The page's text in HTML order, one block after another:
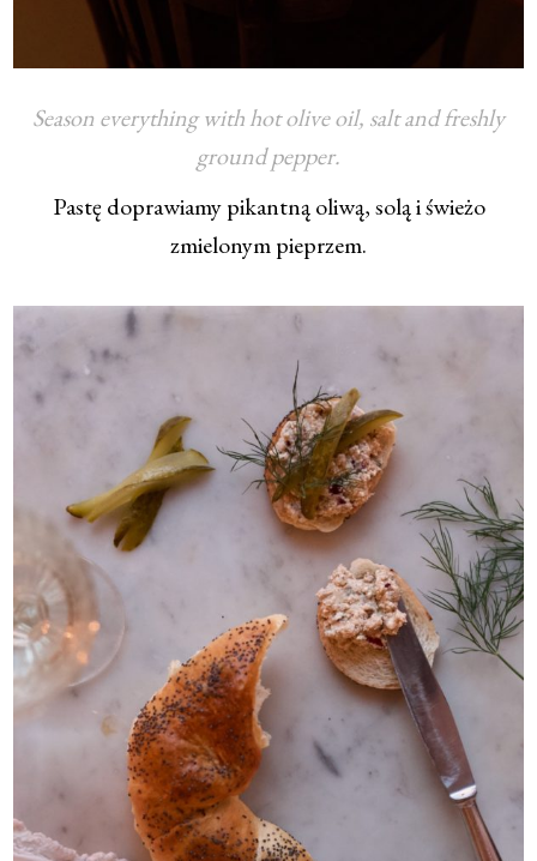
Season everything with hot olive oil, salt and freshly
ground pepper.
Pastę doprawiamy pikantną oliwą, solą i świeżo
zmielonym pieprzem.